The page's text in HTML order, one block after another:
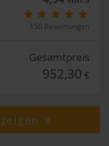
150 Bewertungen
Gesamtpreis
952,30 €